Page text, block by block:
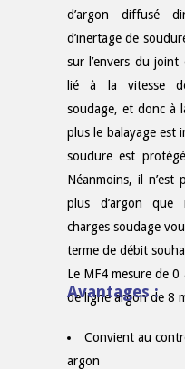
d’argon diffusé
d’inertage de
sur l’envers du
lié à la vitesse
soudage, et donc à
plus le balayage est
soudure est
Néanmoins, il n’est
plus d’argon que
charges soudage
terme de débit
Le MF4 mesure de
de ligne argon de 8
Avantages :
Convient au
argon